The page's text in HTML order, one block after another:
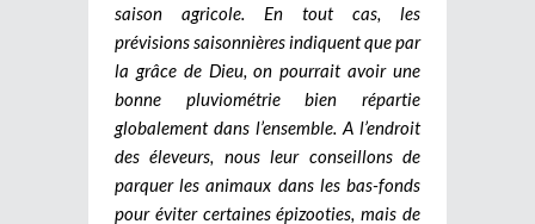
saison agricole. En tout cas, les
prévisions saisonnières indiquent que par
la grâce de Dieu, on pourrait avoir une
bonne pluviométrie bien répartie
globalement dans l’ensemble. A l’endroit
des éleveurs, nous leur conseillons de
parquer les animaux dans les bas-fonds
pour éviter certaines épizooties, mais de